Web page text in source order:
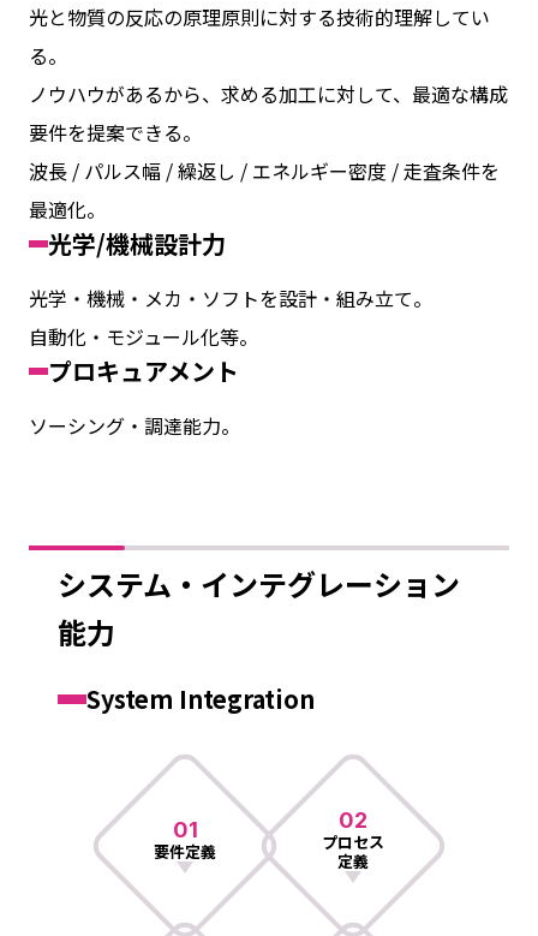
光と物質の反応の原理原則に対する技術的理解してい
る。
ノウハウがあるから、求める加工に対して、最適な構成
要件を提案できる。
波長 / パルス幅 / 繰返し / エネルギー密度 / 走査条件を
最適化。
光学/機械設計力
光学・機械・メカ・ソフトを設計・組み立て。
自動化・モジュール化等。
プロキュアメント
ソーシング・調達能力。
システム・インテグレーション
能力
System Integration
01
要件定義
02
プロセス
定義